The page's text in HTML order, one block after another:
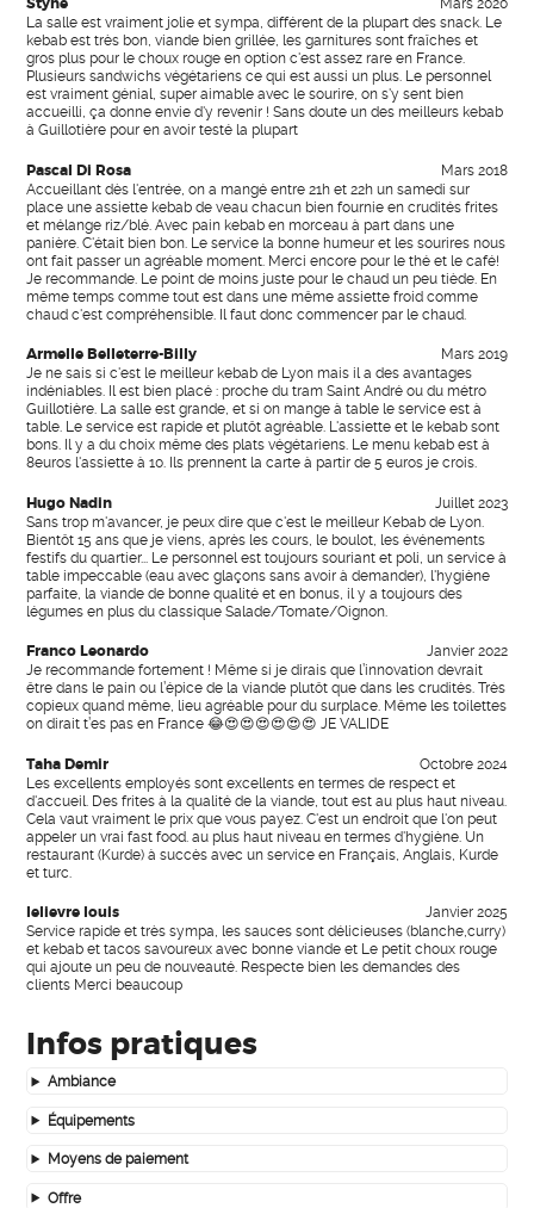
La salle est vraiment jolie et sympa, différent de la plupart des snack. Le
kebab est très bon, viande bien grillée, les garnitures sont fraîches et
gros plus pour le choux rouge en option c'est assez rare en France.
Plusieurs sandwichs végétariens ce qui est aussi un plus. Le personnel
est vraiment génial, super aimable avec le sourire, on s'y sent bien
accueilli, ça donne envie d'y revenir ! Sans doute un des meilleurs kebab
à Guillotière pour en avoir testé la plupart
Pascal Di Rosa
Mars 2018
Accueillant dès l'entrée, on a mangé entre 21h et 22h un samedi sur
place une assiette kebab de veau chacun bien fournie en crudités frites
et mélange riz/blé. Avec pain kebab en morceau à part dans une
panière. C'était bien bon. Le service la bonne humeur et les sourires nous
ont fait passer un agréable moment. Merci encore pour le thé et le café!
Je recommande. Le point de moins juste pour le chaud un peu tiède. En
même temps comme tout est dans une même assiette froid comme
chaud c'est compréhensible. Il faut donc commencer par le chaud.
Armelle Belleterre-Billy
Mars 2019
Je ne sais si c'est le meilleur kebab de Lyon mais il a des avantages
indéniables. Il est bien placé : proche du tram Saint André ou du métro
Guillotière. La salle est grande, et si on mange à table le service est à
table. Le service est rapide et plutôt agréable. L'assiette et le kebab sont
bons. Il y a du choix même des plats végétariens. Le menu kebab est à
8euros l'assiette à 10. Ils prennent la carte à partir de 5 euros je crois.
Hugo Nadin
Juillet 2023
Sans trop m'avancer, je peux dire que c'est le meilleur Kebab de Lyon.
Bientôt 15 ans que je viens, après les cours, le boulot, les événements
festifs du quartier... Le personnel est toujours souriant et poli, un service à
table impeccable (eau avec glaçons sans avoir à demander), l'hygiène
parfaite, la viande de bonne qualité et en bonus, il y a toujours des
légumes en plus du classique Salade/Tomate/Oignon.
Franco Leonardo
Janvier 2022
Je recommande fortement ! Même si je dirais que l’innovation devrait
être dans le pain ou l’épice de la viande plutôt que dans les crudités. Très
copieux quand même, lieu agréable pour du surplace. Même les toilettes
on dirait t’es pas en France 😂😍😍😍😍😍😍 JE VALIDE
Taha Demir
Octobre 2024
Les excellents employés sont excellents en termes de respect et
d'accueil. Des frites à la qualité de la viande, tout est au plus haut niveau.
Cela vaut vraiment le prix que vous payez. C'est un endroit que l'on peut
appeler un vrai fast food. au plus haut niveau en termes d'hygiène. Un
restaurant (Kurde) à succès avec un service en Français, Anglais, Kurde
et turc.
lelievre louis
Janvier 2025
Service rapide et très sympa, les sauces sont délicieuses (blanche,curry)
et kebab et tacos savoureux avec bonne viande et Le petit choux rouge
qui ajoute un peu de nouveauté. Respecte bien les demandes des
clients Merci beaucoup
Infos pratiques
Ambiance
Équipements
Moyens de paiement
Offre